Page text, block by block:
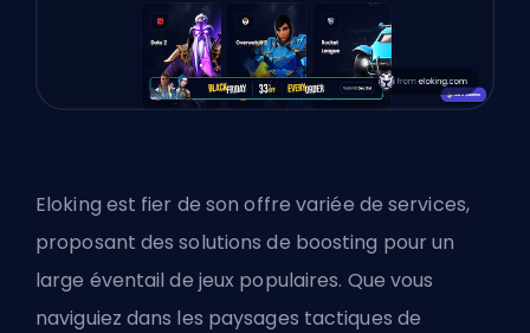
Eloking est fier de son offre variée de services,
proposant des solutions de boosting pour un
large éventail de jeux populaires. Que vous
naviguiez dans les paysages tactiques de